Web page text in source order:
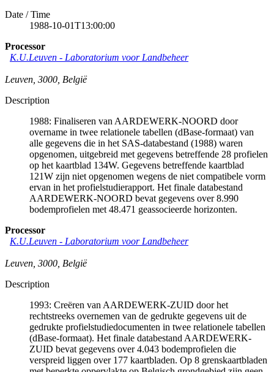
Date / Time
1988-10-01T13:00:00
Processor
K.U.Leuven - Laboratorium voor Landbeheer
Leuven 3000 België
Description
1988: Finaliseren van AARDEWERK-NOORD door
overname in twee relationele tabellen (dBase-formaat) van
alle gegevens die in het SAS-databestand (1988) waren
opgenomen, uitgebreid met gegevens betreffende 28 profielen
op het kaartblad 134W. Gegevens betreffende kaartblad
121W zijn niet opgenomen wegens de niet compatibele vorm
ervan in het profielstudierapport. Het finale databestand
AARDEWERK-NOORD bevat gegevens over 8.990
bodemprofielen met 48.471 geassocieerde horizonten.
Processor
K.U.Leuven - Laboratorium voor Landbeheer
Leuven 3000 België
Description
1993: Creëren van AARDEWERK-ZUID door het
rechtstreeks overnemen van de gedrukte gegevens uit de
gedrukte profielstudiedocumenten in twee relationele tabellen
(dBase-formaat). Het finale databestand AARDEWERK-
ZUID bevat gegevens over 4.043 bodemprofielen die
verspreid liggen over 177 kaartbladen. Op 8 grenskaartbladen